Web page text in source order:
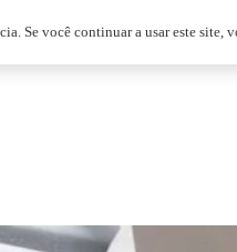
Se você continuar a usar este site,